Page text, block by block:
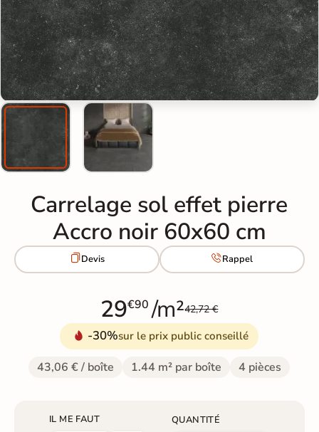
Carrelage sol effet pierre
Accro noir 60x60 cm
Devis Rappel
29€90 /m²42,72 €
-30%sur le prix public conseillé
43,06 € / boîte 1.44 m² par boîte 4 pièces
IL ME FAUT QUANTITÉ